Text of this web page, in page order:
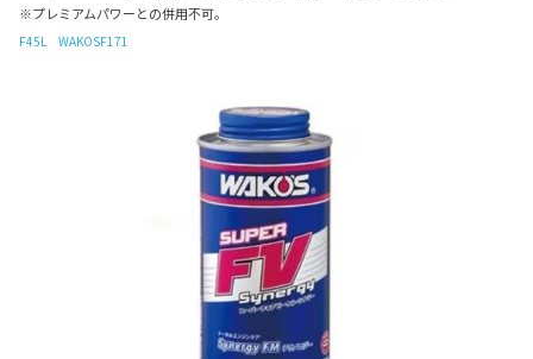
※プレミアムパワーとの併用不可。
F45L WAKOSF171